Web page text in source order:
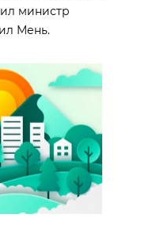
министр
Мень.